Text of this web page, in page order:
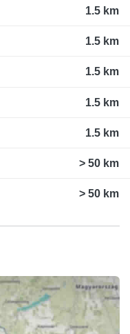
1.5 km
1.5 km
1.5 km
1.5 km
1.5 km
> 50 km
> 50 km